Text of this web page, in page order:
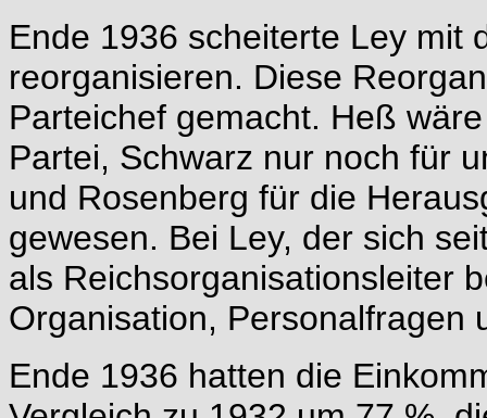
Ende 1936 scheiterte Ley mit
reorganisieren. Diese
Parteichef gemacht. Heß
Partei, Schwarz nur noch für
und Rosenberg für die
gewesen. Bei Ley, der sich
als Reichsorganisationsleiter
Organisation, Personalfragen
Ende 1936 hatten die